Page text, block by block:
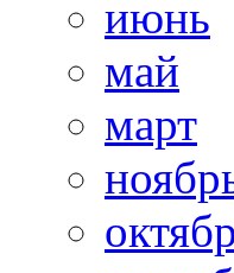
июнь
май
март